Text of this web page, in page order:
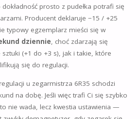
prosto z pudełka potrafi się
Producent deklaruje −15 / +25
typowy egzemplarz mieści się w
dziennie, choć zdarzają się
(+1 do +3 s), jak i takie, które
się do regulacji.
u zegarmistrza 6R35 schodzi
na dobę. Jeśli więc trafi Ci się szybko
nie wada, lecz kwestia ustawienia —